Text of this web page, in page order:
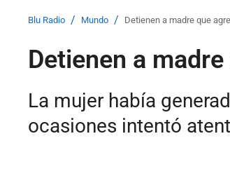
Blu Radio / Mundo / Detienen a madre que
Detienen a
La mujer había
ocasiones intentó